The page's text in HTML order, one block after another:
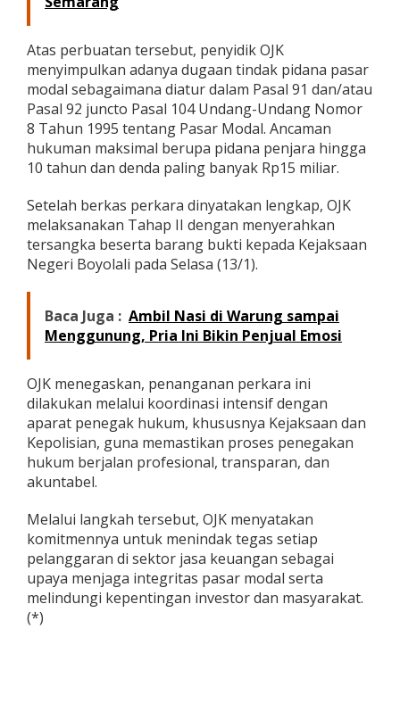
Atas perbuatan tersebut, penyidik OJK
menyimpulkan adanya dugaan tindak pidana pasar
modal sebagaimana diatur dalam Pasal 91 dan/atau
Pasal 92 juncto Pasal 104 Undang-Undang Nomor
8 Tahun 1995 tentang Pasar Modal. Ancaman
hukuman maksimal berupa pidana penjara hingga
10 tahun dan denda paling banyak Rp15 miliar.
Setelah berkas perkara dinyatakan lengkap, OJK
melaksanakan Tahap II dengan menyerahkan
tersangka beserta barang bukti kepada Kejaksaan
Negeri Boyolali pada Selasa (13/1).
Baca Juga : Ambil Nasi di Warung sampai
Menggunung, Pria Ini Bikin Penjual Emosi
OJK menegaskan, penanganan perkara ini
dilakukan melalui koordinasi intensif dengan
aparat penegak hukum, khususnya Kejaksaan dan
Kepolisian, guna memastikan proses penegakan
hukum berjalan profesional, transparan, dan
akuntabel.
Melalui langkah tersebut, OJK menyatakan
komitmennya untuk menindak tegas setiap
pelanggaran di sektor jasa keuangan sebagai
upaya menjaga integritas pasar modal serta
melindungi kepentingan investor dan masyarakat.
(*)